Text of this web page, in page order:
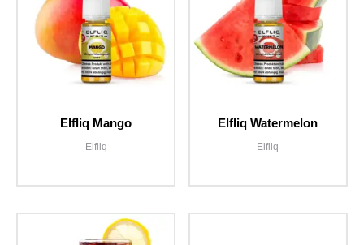
Elfliq Mango
Elfliq
Elfliq Watermelon
Elfliq